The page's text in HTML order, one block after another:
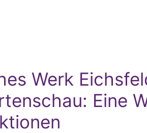
Werk
Eine